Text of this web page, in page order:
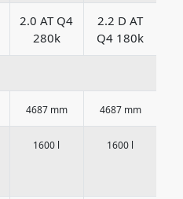
2.0 AT Q4
280k
2.2 D AT
Q4 180k
4687 mm 4687 mm
1600 l 1600 l